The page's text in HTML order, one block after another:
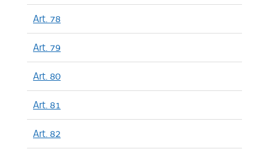
Art. 78
Art. 79
Art. 80
Art. 81
Art. 82